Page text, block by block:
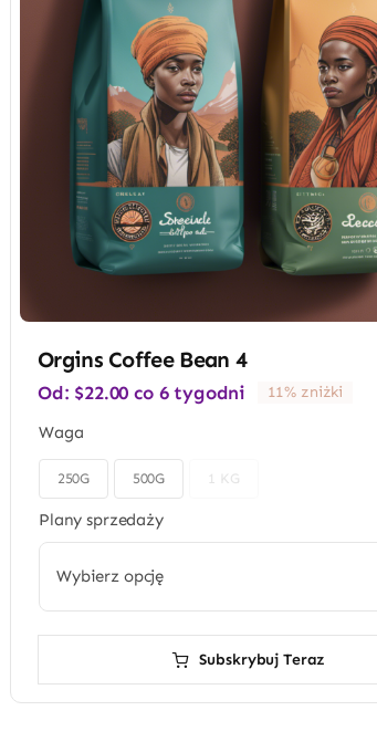
Orgins Coffee Bean 4
Od: $22.00 co 6 tygodni 11% zniżki
Waga
250G 500G 1 KG
Plany sprzedaży
Subskrybuj Teraz